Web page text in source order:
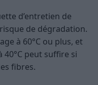
d’entretien de
de dégradation.
à 60°C ou plus, et
40°C peut suffire si
fibres.